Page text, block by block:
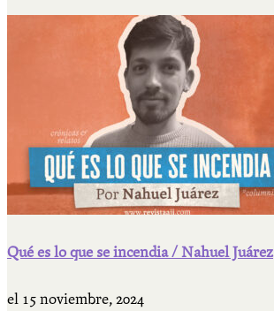
Qué es lo que se incendia / Nahuel Juárez
el 15 noviembre, 2024